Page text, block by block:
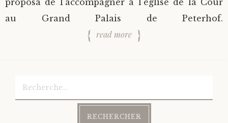
au Grand Palais de Peterhof.
read more